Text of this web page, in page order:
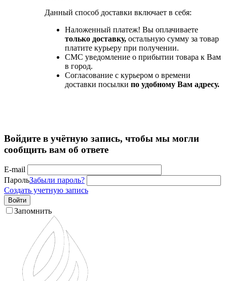
Данный способ доставки включает в себя:
Наложенный платеж! Вы оплачиваете
только доставку, остальную сумму за товар
платите курьеру при получении.
СМС уведомление о прибытии товара к Вам
в город.
Согласование с курьером о времени
доставки посылки по удобному Вам адресу.
Войдите в учётную запись, чтобы мы могли
сообщить вам об ответе
E-mail
ПарольЗабыли пароль?
Создать учетную запись
Войти
Запомнить